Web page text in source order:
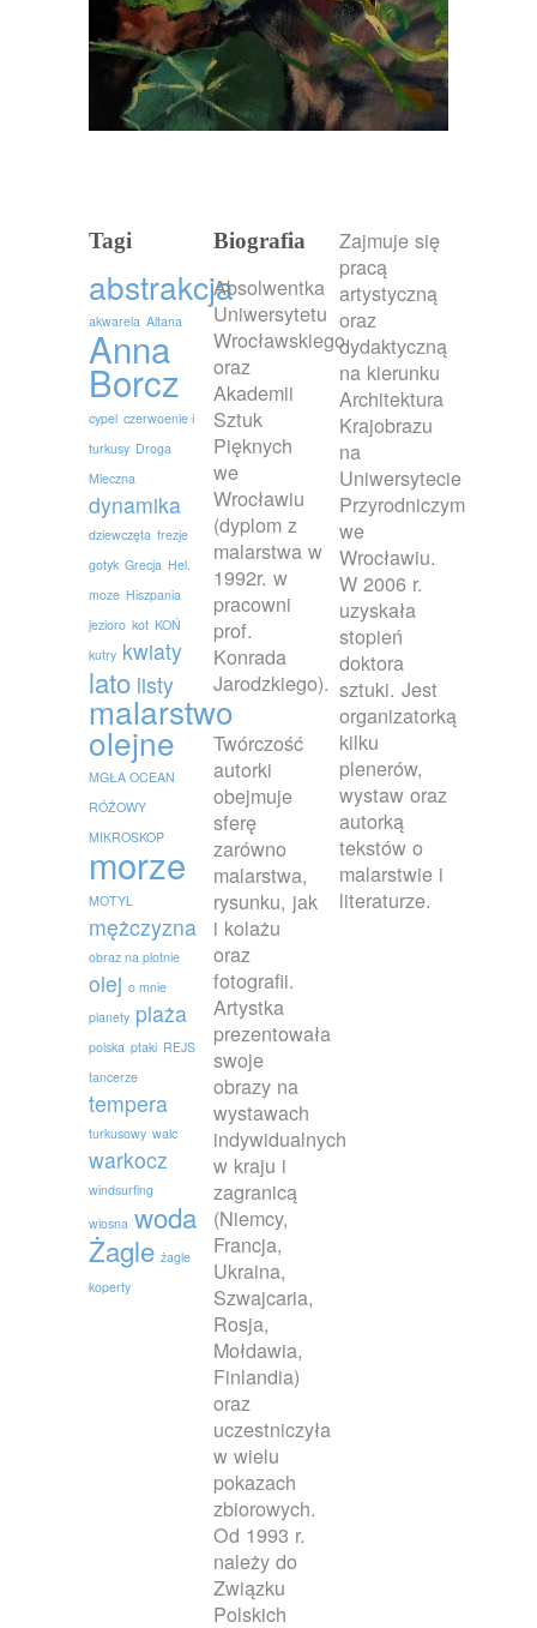
Tagi
abstrakcja
akwarela Altana
Anna
Borcz
cypel czerwoenie i
turkusy Droga
Mleczna
dynamika
dziewczęta frezje
gotyk Grecja Hel.
moze Hiszpania
jezioro kot KOŃ
kutry kwiaty
lato listy
malarstwo
olejne
MGŁA OCEAN
RÓŻOWY
MIKROSKOP
morze
MOTYL
mężczyzna
obraz na plotnie
olej o mnie
planety plaża
polska ptaki REJS
tancerze
tempera
turkusowy walc
warkocz
windsurfing
wiosna woda
Żagle żagle
koperty
Biografia
Absolwentka
Uniwersytetu
Wrocławskiego
oraz
Akademii
Sztuk
Pięknych
we
Wrocławiu
(dyplom z
malarstwa w
1992r. w
pracowni
prof.
Konrada
Jarodzkiego).
Twórczość
autorki
obejmuje
sferę
zarówno
malarstwa,
rysunku, jak
i kolażu
oraz
fotografii.
Artystka
prezentowała
swoje
obrazy na
wystawach
indywidualnych
w kraju i
zagranicą
(Niemcy,
Francja,
Ukraina,
Szwajcaria,
Rosja,
Mołdawia,
Finlandia)
oraz
uczestniczyła
w wielu
pokazach
zbiorowych.
Od 1993 r.
należy do
Związku
Polskich
Zajmuje się
pracą
artystyczną
oraz
dydaktyczną
na kierunku
Architektura
Krajobrazu
na
Uniwersytecie
Przyrodniczym
we
Wrocławiu.
W 2006 r.
uzyskała
stopień
doktora
sztuki. Jest
organizatorką
kilku
plenerów,
wystaw oraz
autorką
tekstów o
malarstwie i
literaturze.